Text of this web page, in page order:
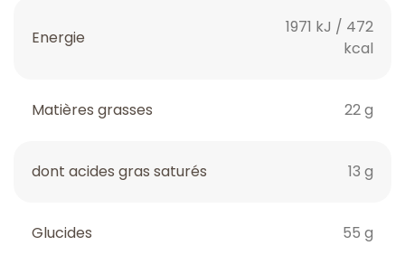
Energie
1971 kJ / 472
kcal
Matières grasses 22 g
dont acides gras saturés 13 g
Glucides 55 g